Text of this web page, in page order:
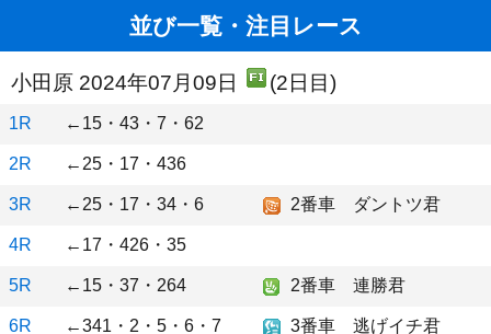
並び一覧・注目レース
小田原 2024年07月09日 (2日目)
1R ←15・43・7・62
2R ←25・17・436
3R ←25・17・34・6 2番車 ダントツ君
4R ←17・426・35
5R ←15・37・264 2番車 連勝君
6R ←341・2・5・6・7 3番車 逃げイチ君